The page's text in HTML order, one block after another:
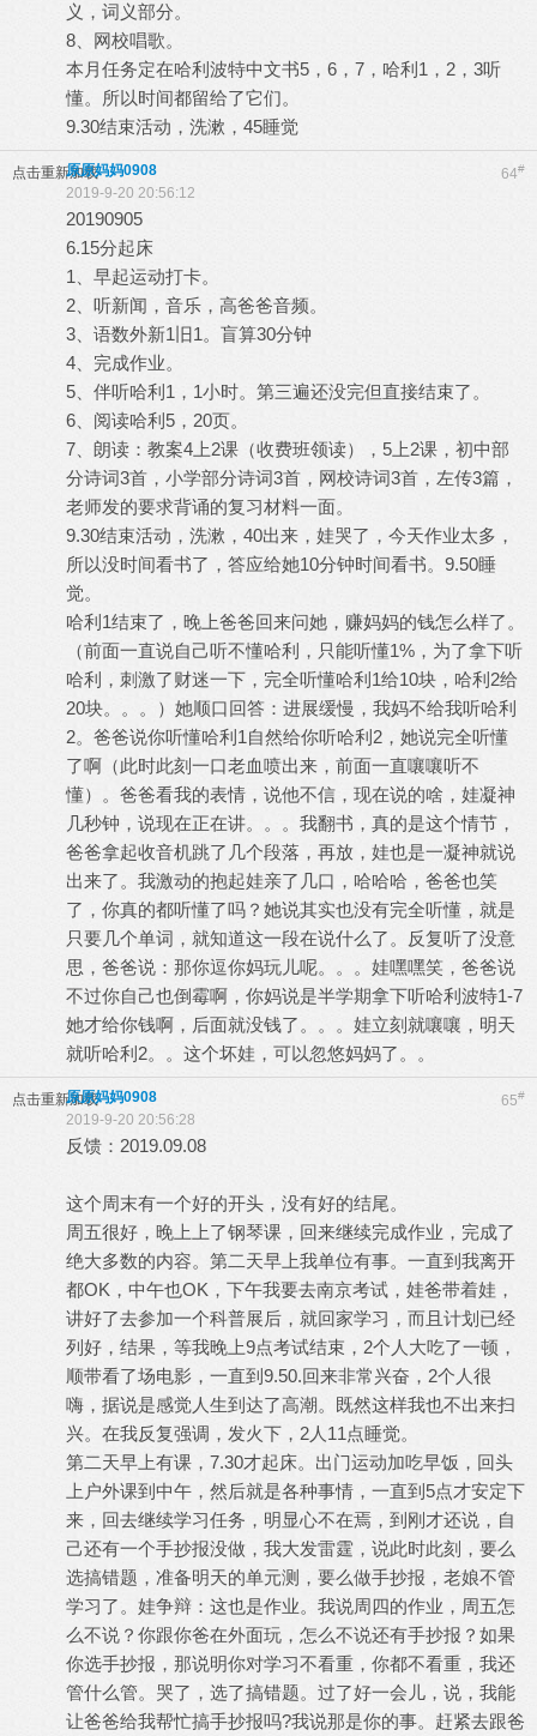
义，词义部分。
8、网校唱歌。
本月任务定在哈利波特中文书5，6，7，哈利1，2，3听
懂。所以时间都留给了它们。
9.30结束活动，洗漱，45睡觉
点击重新加载 64#
原原妈妈0908
2019-9-20 20:56:12
20190905
6.15分起床
1、早起运动打卡。
2、听新闻，音乐，高爸爸音频。
3、语数外新1旧1。盲算30分钟
4、完成作业。
5、伴听哈利1，1小时。第三遍还没完但直接结束了。
6、阅读哈利5，20页。
7、朗读：教案4上2课（收费班领读），5上2课，初中部
分诗词3首，小学部分诗词3首，网校诗词3首，左传3篇，
老师发的要求背诵的复习材料一面。
9.30结束活动，洗漱，40出来，娃哭了，今天作业太多，
所以没时间看书了，答应给她10分钟时间看书。9.50睡
觉。
哈利1结束了，晚上爸爸回来问她，赚妈妈的钱怎么样了。
（前面一直说自己听不懂哈利，只能听懂1%，为了拿下听
哈利，刺激了财迷一下，完全听懂哈利1给10块，哈利2给
20块。。。）她顺口回答：进展缓慢，我妈不给我听哈利
2。爸爸说你听懂哈利1自然给你听哈利2，她说完全听懂
了啊（此时此刻一口老血喷出来，前面一直嚷嚷听不
懂）。爸爸看我的表情，说他不信，现在说的啥，娃凝神
几秒钟，说现在正在讲。。。我翻书，真的是这个情节，
爸爸拿起收音机跳了几个段落，再放，娃也是一凝神就说
出来了。我激动的抱起娃亲了几口，哈哈哈，爸爸也笑
了，你真的都听懂了吗？她说其实也没有完全听懂，就是
只要几个单词，就知道这一段在说什么了。反复听了没意
思，爸爸说：那你逗你妈玩儿呢。。。娃嘿嘿笑，爸爸说
不过你自己也倒霉啊，你妈说是半学期拿下听哈利波特1-7
她才给你钱啊，后面就没钱了。。。娃立刻就嚷嚷，明天
就听哈利2。。这个坏娃，可以忽悠妈妈了。。
点击重新加载 65#
原原妈妈0908
2019-9-20 20:56:28
反馈：2019.09.08
这个周末有一个好的开头，没有好的结尾。
周五很好，晚上上了钢琴课，回来继续完成作业，完成了
绝大多数的内容。第二天早上我单位有事。一直到我离开
都OK，中午也OK，下午我要去南京考试，娃爸带着娃，
讲好了去参加一个科普展后，就回家学习，而且计划已经
列好，结果，等我晚上9点考试结束，2个人大吃了一顿，
顺带看了场电影，一直到9.50.回来非常兴奋，2个人很
嗨，据说是感觉人生到达了高潮。既然这样我也不出来扫
兴。在我反复强调，发火下，2人11点睡觉。
第二天早上有课，7.30才起床。出门运动加吃早饭，回头
上户外课到中午，然后就是各种事情，一直到5点才安定下
来，回去继续学习任务，明显心不在焉，到刚才还说，自
己还有一个手抄报没做，我大发雷霆，说此时此刻，要么
选搞错题，准备明天的单元测，要么做手抄报，老娘不管
学习了。娃争辩：这也是作业。我说周四的作业，周五怎
么不说？你跟你爸在外面玩，怎么不说还有手抄报？如果
你选手抄报，那说明你对学习不看重，你都不看重，我还
管什么管。哭了，选了搞错题。过了好一会儿，说，我能
让爸爸给我帮忙搞手抄报吗?我说那是你的事。赶紧去跟爸